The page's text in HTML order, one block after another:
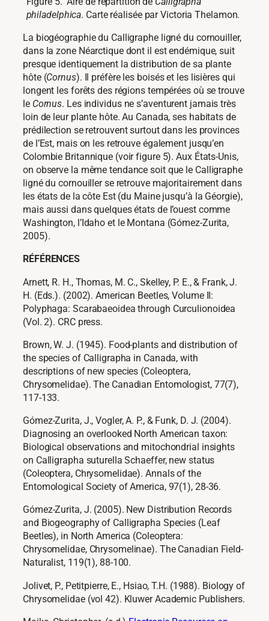
philadelphica. Carte réalisée par Victoria Thelamon.
La biogéographie du Calligraphe ligné du cornouiller,
dans la zone Néarctique dont il est endémique, suit
presque identiquement la distribution de sa plante
hôte (Cornus). Il préfère les boisés et les lisières qui
longent les forêts des régions tempérées où se trouve
leCornus. Les individus ne s’aventurent jamais très
loin de leur plante hôte. Au Canada, ses habitats de
prédilection se retrouvent surtout dans les provinces
de l’Est, mais on les retrouve également jusqu’en
Colombie Britannique (voir figure 5). Aux États-Unis,
on observe la même tendance soit que le Calligraphe
ligné du cornouiller se retrouve majoritairement dans
les états de la côte Est (du Maine jusqu’à la Géorgie),
mais aussi dans quelques états de l’ouest comme
Washington, l’Idaho et le Montana (Gómez-Zurita,
2005).
RÉFÉRENCES
Arnett, R. H., Thomas, M. C., Skelley, P. E., & Frank, J.
H. (Eds.). (2002). American Beetles, Volume II:
Polyphaga: Scarabaeoidea through Curculionoidea
(Vol. 2). CRC press.
Brown, W. J. (1945). Food-plants and distribution of
the species of Calligrapha in Canada, with
descriptions of new species (Coleoptera,
Chrysomelidae). The Canadian Entomologist, 77(7),
117-133.
Gómez-Zurita, J., Vogler, A. P., & Funk, D. J. (2004).
Diagnosing an overlooked North American taxon:
Biological observations and mitochondrial insights
on Calligrapha suturella Schaeffer, new status
(Coleoptera, Chrysomelidae). Annals of the
Entomological Society of America, 97(1), 28-36.
Gómez-Zurita, J. (2005). New Distribution Records
and Biogeography of Calligrapha Species (Leaf
Beetles), in North America (Coleoptera:
Chrysomelidae, Chrysomelinae). The Canadian Field-
Naturalist, 119(1), 88-100.
Jolivet, P., Petitpierre, E., Hsiao, T.H. (1988). Biology of
Chrysomelidae (vol 42). Kluwer Academic Publishers.